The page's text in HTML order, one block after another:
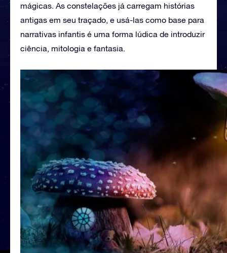
mágicas. As constelações já carregam histórias
antigas em seu traçado, e usá-las como base para
narrativas infantis é uma forma lúdica de introduzir
ciência, mitologia e fantasia.